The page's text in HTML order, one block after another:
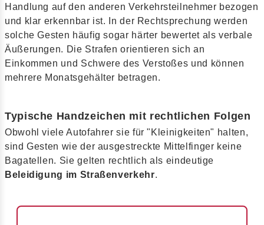
Handlung auf den anderen Verkehrsteilnehmer bezogen
und klar erkennbar ist. In der Rechtsprechung werden
solche Gesten häufig sogar härter bewertet als verbale
Äußerungen. Die Strafen orientieren sich an
Einkommen und Schwere des Verstoßes und können
mehrere Monatsgehälter betragen.
Typische Handzeichen mit rechtlichen Folgen
Obwohl viele Autofahrer sie für "Kleinigkeiten" halten,
sind Gesten wie der ausgestreckte Mittelfinger keine
Bagatellen. Sie gelten rechtlich als eindeutige
Beleidigung im Straßenverkehr.